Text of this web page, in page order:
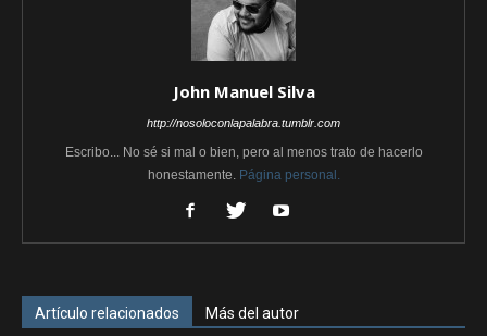
John Manuel Silva
http://nosoloconlapalabra.tumblr.com
Escribo... No sé si mal o bien, pero al menos trato de hacerlo
honestamente. Página personal.
Artículo relacionados Más del autor